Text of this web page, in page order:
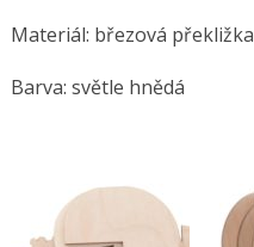
Materiál: březová překližka
Barva: světle hnědá